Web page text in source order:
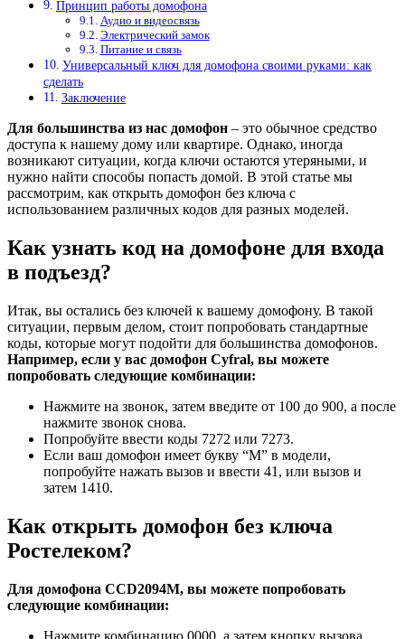
Принцип работы домофона
Аудио и видеосвязь
Электрический замок
Питание и связь
Универсальный ключ для домофона своими руками: как
сделать
Заключение
Для большинства из нас домофон – это обычное средство
доступа к нашему дому или квартире. Однако, иногда
возникают ситуации, когда ключи остаются утеряными, и
нужно найти способы попасть домой. В этой статье мы
рассмотрим, как открыть домофон без ключа с
использованием различных кодов для разных моделей.
Как узнать код на домофоне для входа
в подъезд?
Итак, вы остались без ключей к вашему домофону. В такой
ситуации, первым делом, стоит попробовать стандартные
коды, которые могут подойти для большинства домофонов.
Например, если у вас домофон Cyfral, вы можете
попробовать следующие комбинации:
Нажмите на звонок, затем введите от 100 до 900, а после
нажмите звонок снова.
Попробуйте ввести коды 7272 или 7273.
Если ваш домофон имеет букву “М” в модели,
попробуйте нажать вызов и ввести 41, или вызов и
затем 1410.
Как открыть домофон без ключа
Ростелеком?
Для домофона CCD2094M, вы можете попробовать
следующие комбинации:
Нажмите комбинацию 0000, а затем кнопку вызова.